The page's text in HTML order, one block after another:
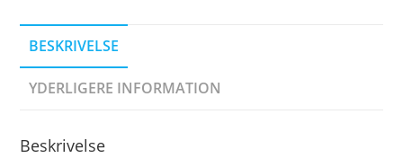
BESKRIVELSE
YDERLIGERE INFORMATION
Beskrivelse